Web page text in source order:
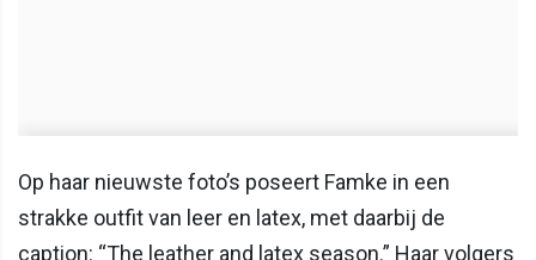
Op haar nieuwste foto’s poseert Famke in een
strakke outfit van leer en latex, met daarbij de
caption: “The leather and latex season.” Haar volgers